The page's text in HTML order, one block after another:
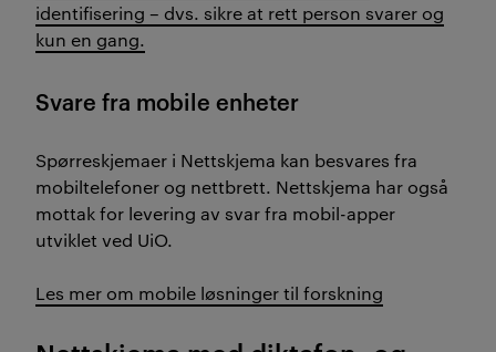
identifisering – dvs. sikre at rett person svarer og
kun en gang.
Svare fra mobile enheter
Spørreskjemaer i Nettskjema kan besvares fra
mobiltelefoner og nettbrett. Nettskjema har også
mottak for levering av svar fra mobil-apper
utviklet ved UiO.
Les mer om mobile løsninger til forskning